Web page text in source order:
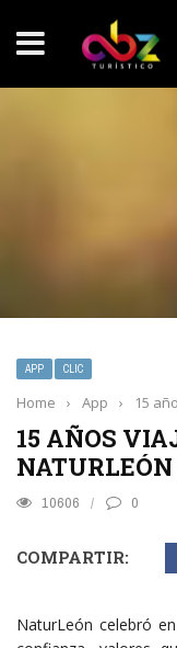
NOTICIAS
APP CLIC
Home › App › 15
15 AÑOS
10606 0
COMPARTIR:
NaturLeón celebró